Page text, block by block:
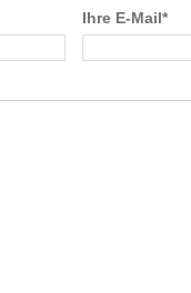
Ihre E-Mail*